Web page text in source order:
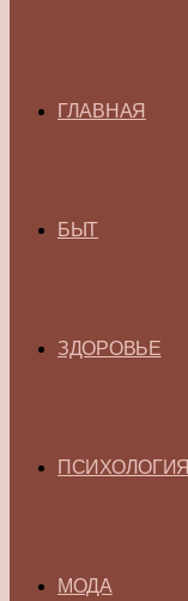
ГЛАВНАЯ
БЫТ
ЗДОРОВЬЕ
ПСИХОЛОГИЯ
МОДА